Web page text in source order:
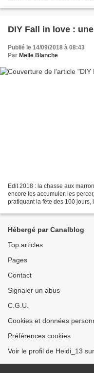
DIY Fall in love :
Publié le 14/09/2018 à 08:43
Par Melle Blanche
Edit 2018 : la chasse aux
encore les accumuler, les
pratiquant la fête des 100
Hébergé par Canalblog
Top articles
Pages
Contact
Signaler un abus
C.G.U.
Cookies et données
Préférences cookies
Voir le profil de Heidi_13